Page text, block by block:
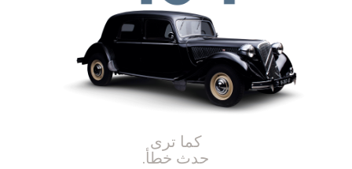
كما ترى
حدث خطأ.